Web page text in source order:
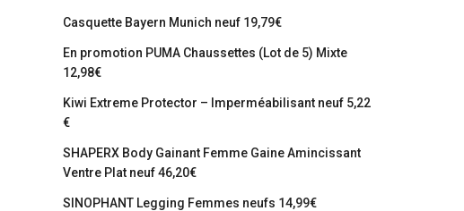
Casquette Bayern Munich neuf 19,79€
En promotion PUMA Chaussettes (Lot de 5) Mixte
12,98€
Kiwi Extreme Protector – Imperméabilisant neuf 5,22
€
SHAPERX Body Gainant Femme Gaine Amincissant
Ventre Plat neuf 46,20€
SINOPHANT Legging Femmes neufs 14,99€